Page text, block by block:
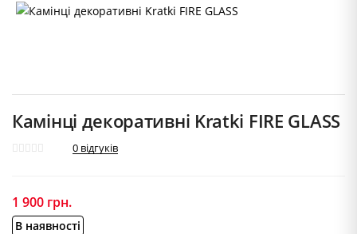
Камінці декоративні Kratki FIRE GLASS
0 відгуків
1 900 грн.
В наявності